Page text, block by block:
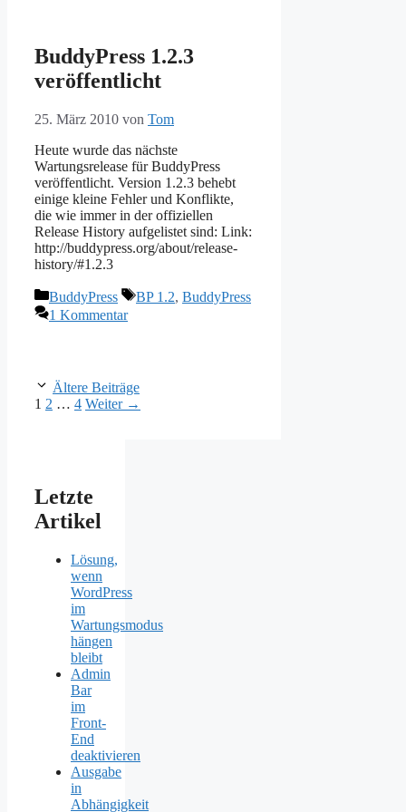
BuddyPress 1.2.3
veröffentlicht
25. März 2010 von Tom
Heute wurde das nächste
Wartungsrelease für BuddyPress
veröffentlicht. Version 1.2.3 behebt
einige kleine Fehler und Konflikte,
die wie immer in der offiziellen
Release History aufgelistet sind: Link:
http://buddypress.org/about/release-
history/#1.2.3
Kategorien
BuddyPress Schlagwörter
BP 1.2, BuddyPress
1 Kommentar
Ältere Beiträge
Seite
1 Seite
2 … Seite
4 Weiter →
Letzte
Artikel
Lösung,
wenn
WordPress
im
Wartungsmodus
hängen
bleibt
Admin
Bar
im
Front-
End
deaktivieren
Ausgabe
in
Abhängigkeit